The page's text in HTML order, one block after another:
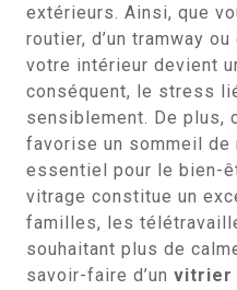
extérieurs. Ainsi, que
routier, d’un tramway
votre intérieur devient
conséquent, le stress
sensiblement. De plus,
favorise un sommeil de
essentiel pour le bien-
vitrage constitue un
familles, les
souhaitant plus de
savoir-faire d’un vitrier